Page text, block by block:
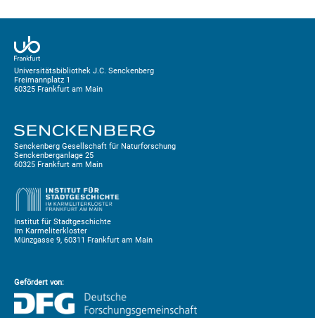
Universitätsbibliothek J.C. Senckenberg
Freimannplatz 1
60325 Frankfurt am Main
Senckenberg Gesellschaft für Naturforschung
Senckenberganlage 25
60325 Frankfurt am Main
Institut für Stadtgeschichte
Im Karmeliterkloster
Münzgasse 9, 60311 Frankfurt am Main
Gefördert von: